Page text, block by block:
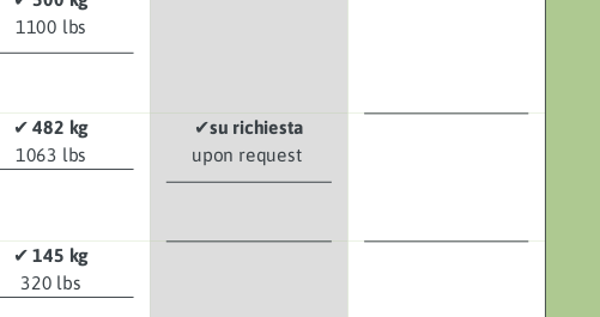
1100 lbs
✔482 kg
1063 lbs
✔ 145 kg
320 lbs
✔su richiesta
upon request